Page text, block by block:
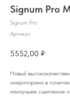
Signum Pro
Signum Pro
Артикул:
5552,00 ₽
Новый
микропорами в
наилучшее сцепление